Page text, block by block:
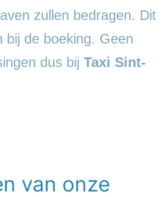
zullen bedragen. Dit
bij de boeking. Geen
dus bij Taxi Sint-
van onze